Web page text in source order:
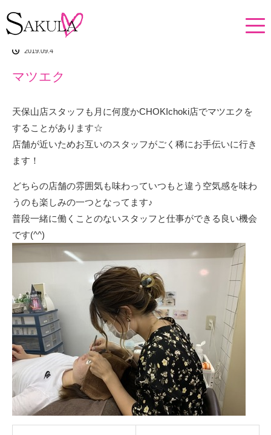
イチオシアイテム
2019.09.4
マツエク
天保山店スタッフも月に何度かCHOKIchoki店でマツエクを
することがあります☆
店舗が近いためお互いのスタッフがごく稀にお手伝いに行き
ます！
どちらの店舗の雰囲気も味わっていつもと違う空気感を味わ
うのも楽しみの一つとなってます♪
普段一緒に働くことのないスタッフと仕事ができる良い機会
です(^^)